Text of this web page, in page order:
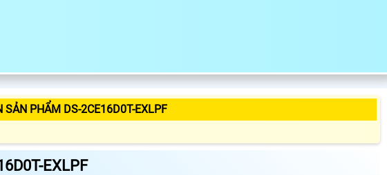
SẢN PHẨM DS-2CE16D0T-EXLPF
EXLPF